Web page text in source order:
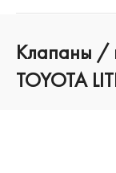
Клапаны /
TOYOTA